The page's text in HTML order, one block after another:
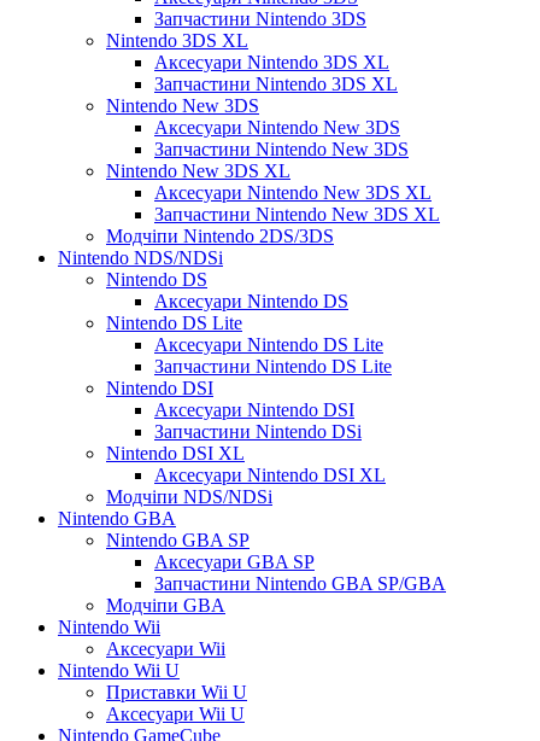
Запчастини Nintendo 3DS
Nintendo 3DS XL
Аксесуари Nintendo 3DS XL
Запчастини Nintendo 3DS XL
Nintendo New 3DS
Аксесуари Nintendo New 3DS
Запчастини Nintendo New 3DS
Nintendo New 3DS XL
Аксесуари Nintendo New 3DS XL
Запчастини Nintendo New 3DS XL
Модчіпи Nintendo 2DS/3DS
Nintendo NDS/NDSi
Nintendo DS
Аксесуари Nintendo DS
Nintendo DS Lite
Аксесуари Nintendo DS Lite
Запчастини Nintendo DS Lite
Nintendo DSI
Аксесуари Nintendo DSI
Запчастини Nintendo DSi
Nintendo DSI XL
Аксесуари Nintendo DSI XL
Модчіпи NDS/NDSi
Nintendo GBA
Nintendo GBA SP
Аксесуари GBA SP
Запчастини Nintendo GBA SP/GBA
Модчіпи GBA
Nintendo Wii
Аксесуари Wii
Nintendo Wii U
Приставки Wii U
Аксесуари Wii U
Nintendo GameCube